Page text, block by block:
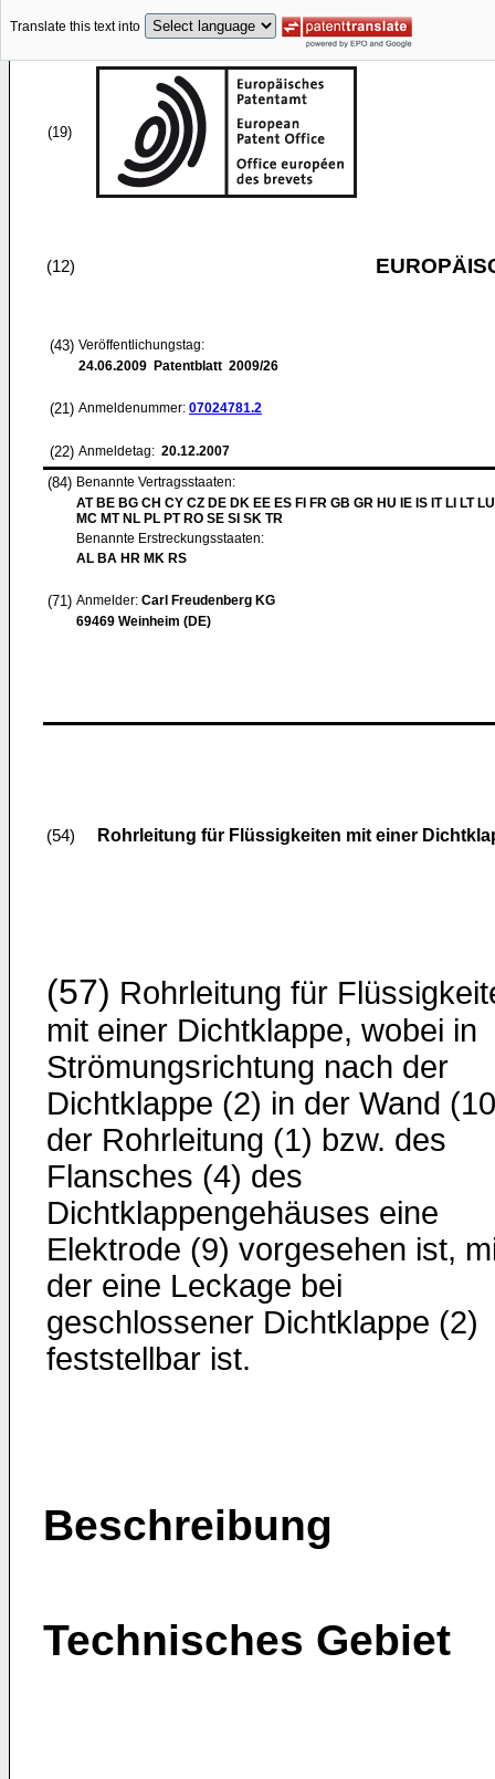
Translate this text into
(19)
(12)
(43) Veröffentlichungstag:
24.06.2009 Patentblatt 2009/26
(21) Anmeldenummer: 07024781.2
(22) Anmeldetag: 20.12.2007
(84) Benannte Vertragsstaaten:
AT BE BG CH CY CZ DE DK EE ES FI FR GB GR HU IE IS IT LI LT
MC MT NL PL PT RO SE SI SK TR
Benannte Erstreckungsstaaten:
AL BA HR MK RS
(71) Anmelder: Carl Freudenberg KG
69469 Weinheim (DE)
(54) Rohrleitung für Flüssigkeiten mit einer
(57) Rohrleitung für
mit einer Dichtklappe, wobei in
Strömungsrichtung nach der
Dichtklappe (2) in der Wand
der Rohrleitung (1) bzw. des
Flansches (4) des
Dichtklappengehäuses eine
Elektrode (9) vorgesehen ist,
der eine Leckage bei
geschlossener Dichtklappe (2)
feststellbar ist.
Beschreibung
Technisches Gebiet